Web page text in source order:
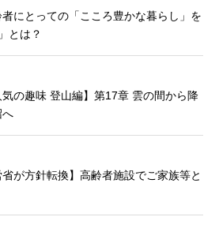
者にとっての「こころ豊かな暮らし」を
とは？
気の趣味 登山編】第17章 雲の間から降
へ
省が方針転換】高齢者施設でご家族等と